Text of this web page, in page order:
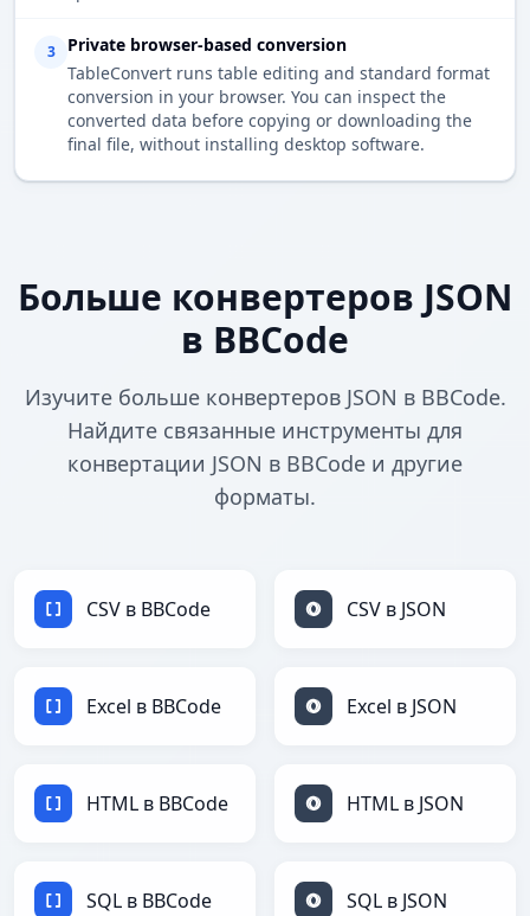
3
Private browser-based conversion
TableConvert runs table editing and standard format
conversion in your browser. You can inspect the
converted data before copying or downloading the
final file, without installing desktop software.
Больше конвертеров JSON
в BBCode
Изучите больше конвертеров JSON в BBCode.
Найдите связанные инструменты для
конвертации JSON в BBCode и другие
форматы.
CSV в BBCode CSV в JSON
Excel в BBCode Excel в JSON
HTML в BBCode HTML в JSON
SQL в BBCode SQL в JSON